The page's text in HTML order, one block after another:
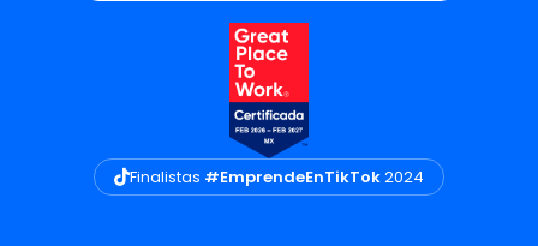
Finalistas #EmprendeEnTikTok2024